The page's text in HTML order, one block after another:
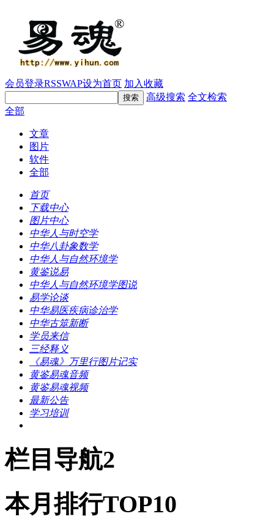
会员登录RSSWAP设为首页 加入收藏
高级搜索 全文检索
全部
文章
图片
软件
全部
首页
下载中心
图片中心
中华人与时空学
中华八卦象数学
中华人与自然环境学
黄鉴说易
中华人与自然环境学图说
易学论谈
中华易医疾病诊治学
中华古筮新断
学员来信
三经释义
《易魂》万里行图片记实
黄鉴易魂音频
黄鉴易魂视频
最新公告
学习培训
栏目导航2
本月排行TOP10